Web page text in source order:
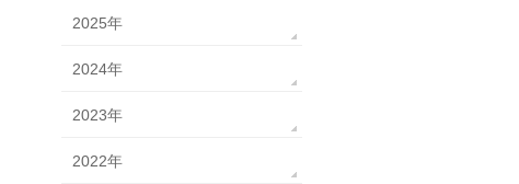
2025年
2024年
2023年
2022年